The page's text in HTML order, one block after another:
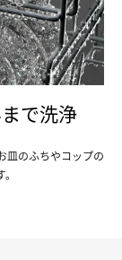
で洗浄
⽫のふちやコップの